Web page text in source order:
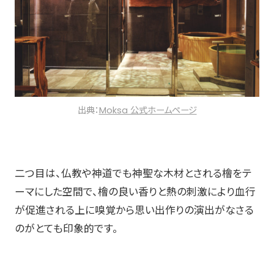
出典：Moksa 公式ホームページ
二つ目は、仏教や神道でも神聖な木材とされる檜をテ
ーマにした空間で、檜の良い香りと熱の刺激により血行
が促進される上に嗅覚から思い出作りの演出がなさる
のがとても印象的です。